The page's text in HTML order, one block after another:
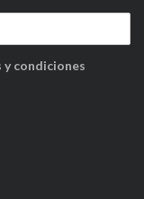
condiciones